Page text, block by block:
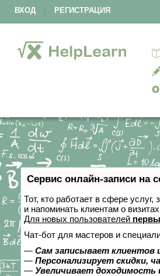
ВХОД РЕГИСТРАЦИЯ
Сервис онлайн-записи на
Тот, кто работает в сфере
и напоминать клиентам о
Для новых пользователей
Чат-бот для мастеров и
— Сам записывает клиентов
— Персонализирует скидки,
— Увеличивает